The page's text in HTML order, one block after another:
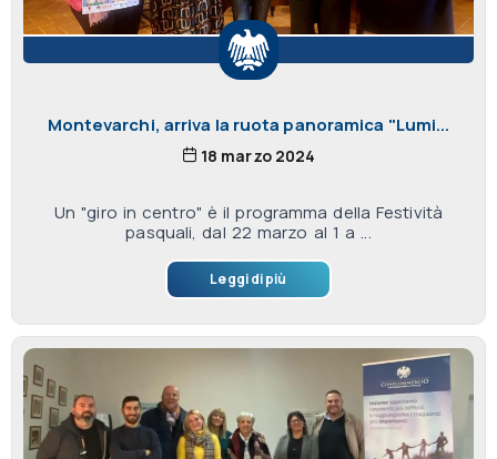
Montevarchi, arriva la ruota panoramica "Lumi...
18 marzo 2024
Un "giro in centro" è il programma della Festività
pasquali, dal 22 marzo al 1 a ...
Leggi di più